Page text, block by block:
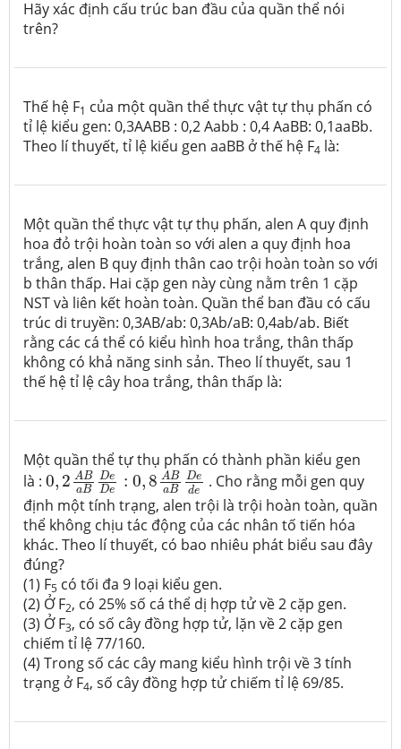
Hãy xác định cấu trúc ban đầu của quần thể nói
trên?
Thế hệ F1 của một quần thể thực vật tự thụ phấn có
tỉ lệ kiểu gen: 0,3AABB : 0,2 Aabb : 0,4 AaBB: 0,1aaBb.
Theo lí thuyết, tỉ lệ kiểu gen aaBB ở thế hệ F4 là:
Một quần thể thực vật tự thụ phấn, alen A quy định
hoa đỏ trội hoàn toàn so với alen a quy định hoa
trắng, alen B quy định thân cao trội hoàn toàn so với
b thân thấp. Hai cặp gen này cùng nằm trên 1 cặp
NST và liên kết hoàn toàn. Quần thể ban đầu có cấu
trúc di truyền: 0,3AB/ab: 0,3Ab/aB: 0,4ab/ab. Biết
rằng các cá thể có kiểu hình hoa trắng, thân thấp
không có khả năng sinh sản. Theo lí thuyết, sau 1
thế hệ tỉ lệ cây hoa trắng, thân thấp là:
Một quần thể tự thụ phấn có thành phần kiểu gen
là : 0, 2 AB
aB
De
De : 0,8 AB
aB
De
de
0,2ABaBDeDe:0,8ABaBDede
. Cho rằng mỗi gen quy
định một tính trạng, alen trội là trội hoàn toàn, quần
thể không chịu tác động của các nhân tố tiến hóa
khác. Theo lí thuyết, có bao nhiêu phát biểu sau đây
đúng?
(1) F5 có tối đa 9 loại kiểu gen.
(2) Ở F2, có 25% số cá thể dị hợp tử về 2 cặp gen.
(3) Ở F3, có số cây đồng hợp tử, lặn về 2 cặp gen
chiếm tỉ lệ 77/160.
(4) Trong số các cây mang kiểu hình trội về 3 tính
trạng ở F4, số cây đồng hợp tử chiếm tỉ lệ 69/85.